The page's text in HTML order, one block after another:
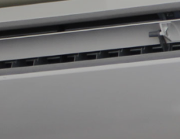
日本空調株式会社（以下
お客様からの信頼を第一
情報を正確、かつ機密に取
て重要な責務であると考え
お客様の個人情報に関す